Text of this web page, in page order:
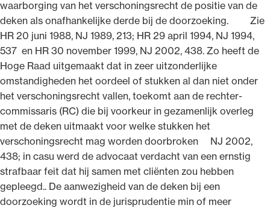
waarborging van het verschoningsrecht de positie van de
deken als onafhankelijke derde bij de doorzoeking. Zie
HR 20 juni 1988, NJ 1989, 213; HR 29 april 1994, NJ 1994,
537 en HR 30 november 1999, NJ 2002, 438. Zo heeft de
Hoge Raad uitgemaakt dat in zeer uitzonderlijke
omstandigheden het oordeel of stukken al dan niet onder
het verschoningsrecht vallen, toekomt aan de rechter-
commissaris (RC) die bij voorkeur in gezamenlijk overleg
met de deken uitmaakt voor welke stukken het
verschoningsrecht mag worden doorbroken NJ 2002,
438; in casu werd de advocaat verdacht van een ernstig
strafbaar feit dat hij samen met cliënten zou hebben
gepleegd.. De aanwezigheid van de deken bij een
doorzoeking wordt in de jurisprudentie min of meer